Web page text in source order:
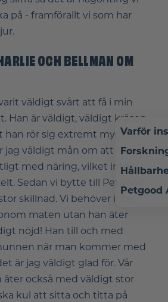
Varför
Petgood
på - framförallt vi som har
OCH BELLMAN OM
väldigt svårt att få i min
Han är väldigt, väldigt kräsen.
han rör sig extremt mycket
jag väldigt mån om att han
med näring, vilket inte
Sedan vi bytte till Petgood
skillnad. Vi behöver inte
maten utan han äter
nöjd! Han till och med
när man kommer med
är jag väldigt glad för. Vår
också med väldigt stor
kul att sitta och titta på